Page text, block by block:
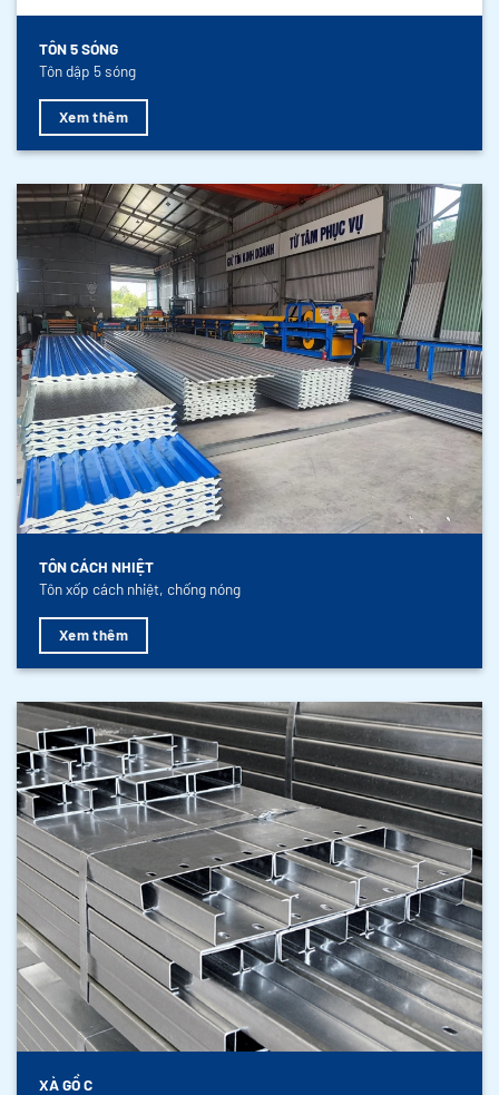
TÔN 5 SÓNG
Tôn dập 5 sóng
Xem thêm
TÔN CÁCH NHIỆT
Tôn xốp cách nhiệt, chống nóng
Xem thêm
XÀ GỒ C